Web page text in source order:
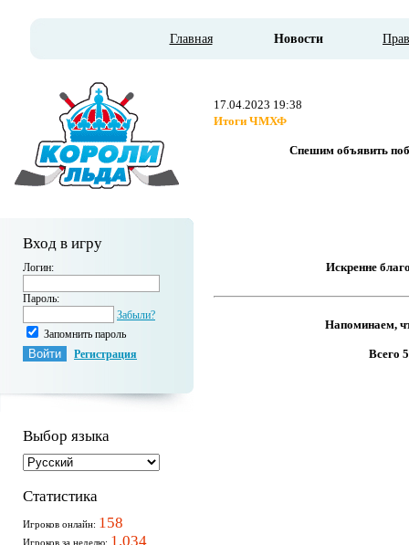
Главная Новости
Вход в игру
Логин:
Пароль:
Забыли?
Запомнить пароль
Регистрация
Выбор языка
Статистика
Игроков онлайн: 158
Игроков за неделю: 1.034
17.04.2023 19:38
Итоги ЧМХФ
Спешим объявить
Искренне
Напоминаем,
Всего